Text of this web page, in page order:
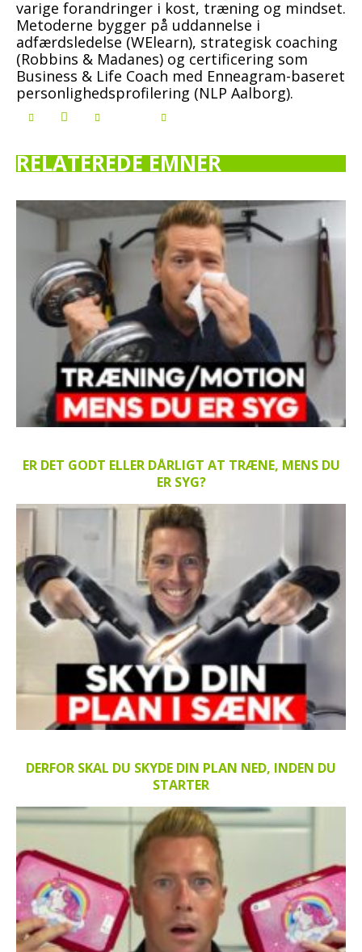
varige forandringer i kost, træning og mindset.
Metoderne bygger på uddannelse i
adfærdsledelse (WElearn), strategisk coaching
(Robbins & Madanes) og certificering som
Business & Life Coach med Enneagram-baseret
personlighedsprofilering (NLP Aalborg).
RELATEREDE EMNER
ER DET GODT ELLER DÅRLIGT AT TRÆNE, MENS DU
ER SYG?
DERFOR SKAL DU SKYDE DIN PLAN NED, INDEN DU
STARTER